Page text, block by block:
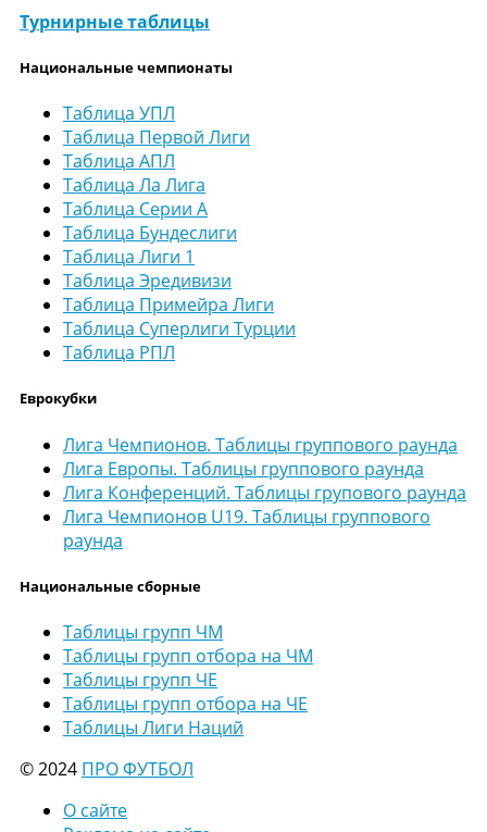
Турнирные таблицы
Национальные чемпионаты
Таблица УПЛ
Таблица Первой Лиги
Таблица АПЛ
Таблица Ла Лига
Таблица Серии А
Таблица Бундеслиги
Таблица Лиги 1
Таблица Эредивизи
Таблица Примейра Лиги
Таблица Суперлиги Турции
Таблица РПЛ
Еврокубки
Лига Чемпионов. Таблицы группового раунда
Лига Европы. Таблицы группового раунда
Лига Конференций. Таблицы групового раунда
Лига Чемпионов U19. Таблицы группового
раунда
Национальные сборные
Таблицы групп ЧМ
Таблицы групп отбора на ЧМ
Таблицы групп ЧЕ
Таблицы групп отбора на ЧЕ
Таблицы Лиги Наций
© 2024 ПРО ФУТБОЛ
О сайте